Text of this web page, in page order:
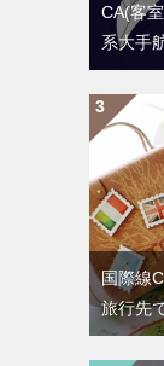
CA(客
系大手
国際線
旅行先